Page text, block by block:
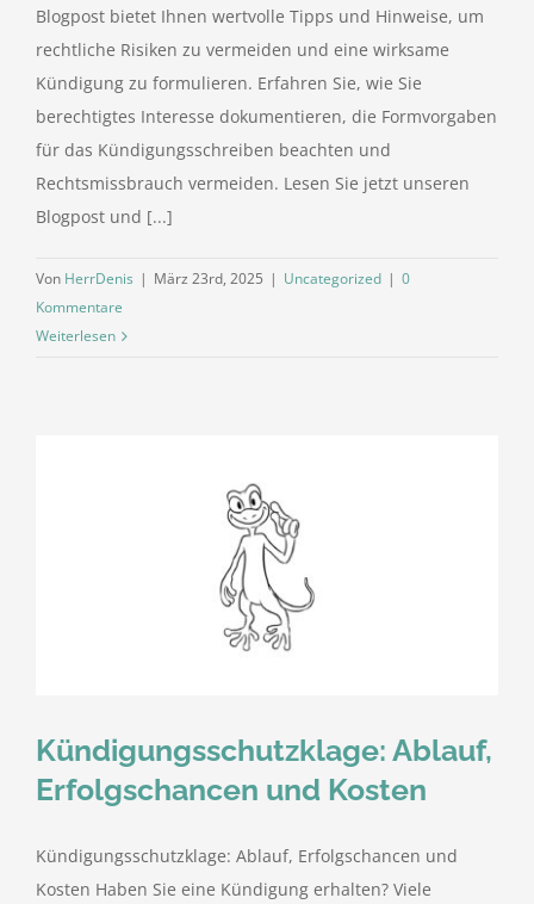
Blogpost bietet Ihnen wertvolle Tipps und Hinweise, um
rechtliche Risiken zu vermeiden und eine wirksame
Kündigung zu formulieren. Erfahren Sie, wie Sie
berechtigtes Interesse dokumentieren, die Formvorgaben
für das Kündigungsschreiben beachten und
Rechtsmissbrauch vermeiden. Lesen Sie jetzt unseren
Blogpost und [...]
Von HerrDenis | März 23rd, 2025 | Uncategorized | 0
Kommentare
Weiterlesen
Kündigungsschutzklage: Ablauf,
Erfolgschancen und Kosten
Kündigungsschutzklage: Ablauf, Erfolgschancen und
Kosten Haben Sie eine Kündigung erhalten? Viele